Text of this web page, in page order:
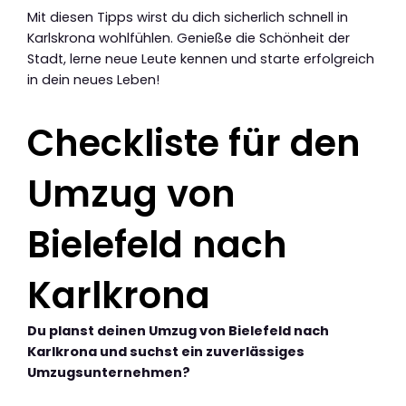
Mit diesen Tipps wirst du dich sicherlich schnell in
Karlskrona wohlfühlen. Genieße die Schönheit der
Stadt, lerne neue Leute kennen und starte erfolgreich
in dein neues Leben!
Checkliste für den
Umzug von
Bielefeld nach
Karlkrona
Du planst deinen Umzug von Bielefeld nach
Karlkrona und suchst ein zuverlässiges
Umzugsunternehmen?